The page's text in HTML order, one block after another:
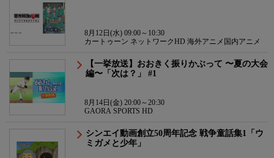
8月12日(水) 09:00～10:30
カートゥーン ネットワークHD 海外アニメ国内アニメ
【一挙放送】おおきく振りかぶって 〜夏の大会
編〜「次は？」 #1
8月14日(金) 20:00～20:30
GAORA SPORTS HD
シンエイ動画創立50周年記念 戦争童話集1「ウ
ミガメと少年」